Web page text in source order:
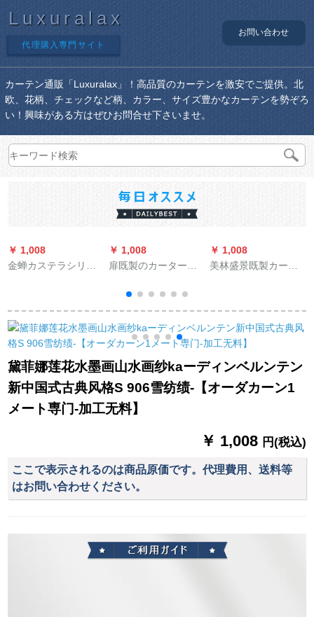
Luxuralax
代理購入専門サイト
お問い合わせ
カーテン通販「Luxuralax」！高品質のカーテンを激安でご提供。北
欧、花柄、チェックなど柄、カラー、サイズ豊かなカーテンを勢ぞろ
い！興味がある方はぜひお問合せ下さいませ。
￥ 1,008
金蝉カステラシリー
リーズ既制カーリン
グリングのテーリン
グリングリングリン
グリングのテーリン
グリングリングリン
グリングリングリン
グは何ですか？
￥ 1,008
扉既製のカーターテ
リビル寝室書斎半遮
光布の短いカーター
ターテンハーフカー
ンハーフカーリング
リング
￥ 1,008
美林盛景既製カーン
工(ナノリング送り)/
一メートル価格格
黛菲娜莲花水墨画山水画纱kaーディンベルンテン
新中国式古典风格S 906雪纺绩-【オーダカーン1
メート専门-加工无料】
￥ 1,008 円(税込)
ここで表示されるのは商品原価です。代理費用、送料等
はお問い合わせください。